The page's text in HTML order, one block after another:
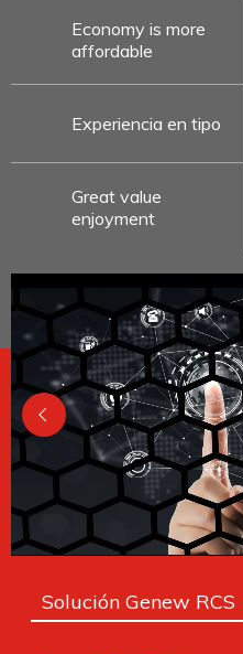
Economy is more
affordable
Experiencia en tipo
Great value
enjoyment
Solución Genew RCS